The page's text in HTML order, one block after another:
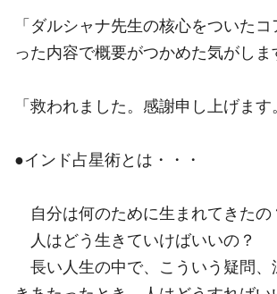
「ダルシャナ先生の核心をついた
った内容で概要がつかめた気がしま
「救われました。感謝申し上げます
●インド占星術とは・・・
自分は何のために生まれてきたの
人はどう生きていけばいいの？
長い人生の中で、こういう疑問、